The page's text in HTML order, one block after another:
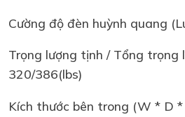
Cường độ đèn huỳnh quang
Trọng lượng tịnh / Tổng trọng
320/386(lbs)
Kích thước bên trong (W * D *